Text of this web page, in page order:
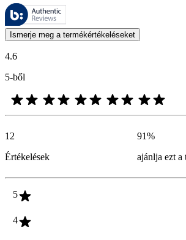
Ezeket az értékeléseket a Bazaarvoice kezeli,
A termékbesorolás és csillagos besorolás
Ismerje meg a termékértékeléseket
4.6
5-ből
12
Értékelések
91%
ajánlja ezt a
5
4